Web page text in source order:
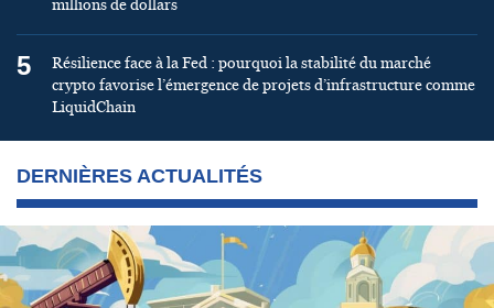
millions de dollars
5
Résilience face à la Fed : pourquoi la stabilité du marché
crypto favorise l’émergence de projets d’infrastructure comme
LiquidChain
DERNIÈRES ACTUALITÉS